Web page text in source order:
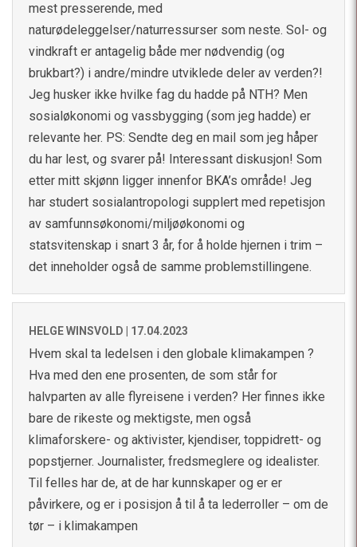
mest presserende, med
naturødeleggelser/naturressurser som neste. Sol- og
vindkraft er antagelig både mer nødvendig (og
brukbart?) i andre/mindre utviklede deler av verden?!
Jeg husker ikke hvilke fag du hadde på NTH? Men
sosialøkonomi og vassbygging (som jeg hadde) er
relevante her. PS: Sendte deg en mail som jeg håper
du har lest, og svarer på! Interessant diskusjon! Som
etter mitt skjønn ligger innenfor BKA’s område! Jeg
har studert sosialantropologi supplert med repetisjon
av samfunnsøkonomi/miljøøkonomi og
statsvitenskap i snart 3 år, for å holde hjernen i trim –
det inneholder også de samme problemstillingene.
HELGE WINSVOLD | 17.04.2023
Hvem skal ta ledelsen i den globale klimakampen ?
Hva med den ene prosenten, de som står for
halvparten av alle flyreisene i verden? Her finnes ikke
bare de rikeste og mektigste, men også
klimaforskere- og aktivister, kjendiser, toppidrett- og
popstjerner. Journalister, fredsmeglere og idealister.
Til felles har de, at de har kunnskaper og er er
påvirkere, og er i posisjon å til å ta lederroller – om de
tør – i klimakampen